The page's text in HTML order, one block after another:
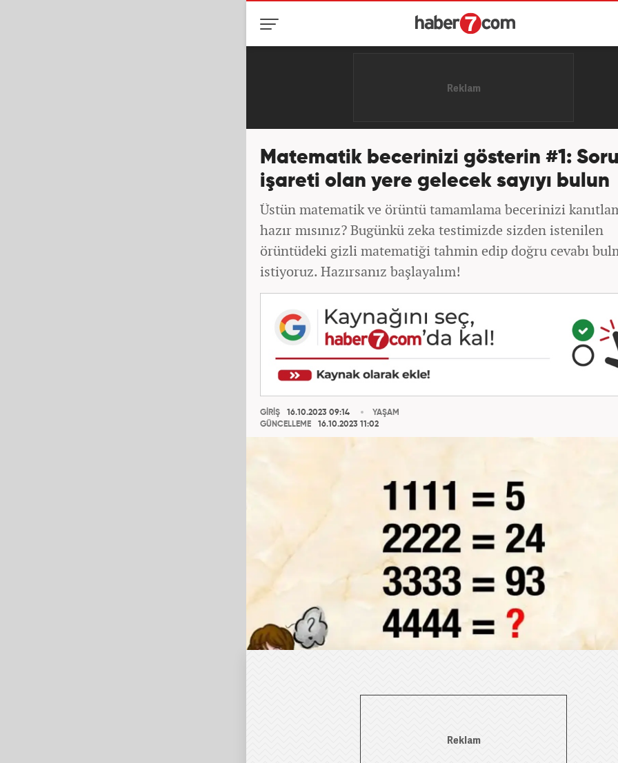
Matematik becerinizi gösterin #1: Soru
işareti olan yere gelecek sayıyı bulun
Üstün matematik ve örüntü tamamlama becerinizi
hazır mısınız? Bugünkü zeka testimizde sizden istenilen
örüntüdeki gizli matematiği tahmin edip doğru cevabı
istiyoruz. Hazırsanız başlayalım!
GİRİŞ
16.10.2023 09:14
GÜNCELLEME
16.10.2023 11:02
YAŞAM